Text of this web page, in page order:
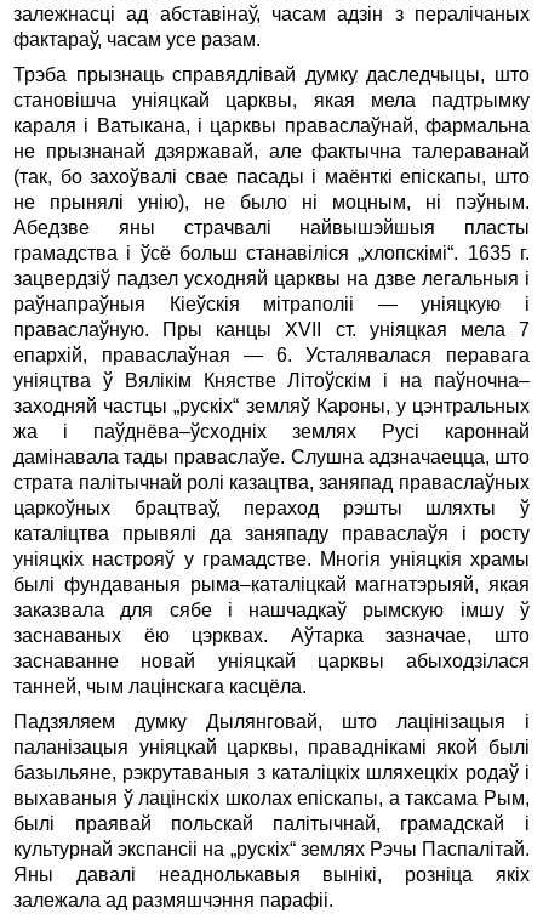
залежнасці ад абставінаў, часам адзін з пералічаных
фактараў, часам усе разам.
Трэба прызнаць справядлівай думку даследчыцы, што
становішча уніяцкай царквы, якая мела падтрымку
караля і Ватыкана, і царквы праваслаўнай, фармальна
не прызнанай дзяржавай, але фактычна талераванай
(так, бо захоўвалі свае пасады і маёнткі епіскапы, што
не прынялі унію), не было ні моцным, ні пэўным.
Абедзве яны страчвалі найвышэйшыя пласты
грамадства і ўсё больш станавіліся „хлопскімі“. 1635 г.
зацвердзіў падзел усходняй царквы на дзве легальныя і
раўнапраўныя Кіеўскія мітраполіі — уніяцкую і
праваслаўную. Пры канцы XVII ст. уніяцкая мела 7
епархій, праваслаўная — 6. Усталявалася перавага
уніяцтва ў Вялікім Княстве Літоўскім і на паўночна–
заходняй частцы „рускіх“ земляў Кароны, у цэнтральных
жа і паўднёва–ўсходніх землях Русі кароннай
дамінавала тады праваслаўе. Слушна адзначаецца, што
страта палітычнай ролі казацтва, заняпад праваслаўных
царкоўных брацтваў, пераход рэшты шляхты ў
каталіцтва прывялі да заняпаду праваслаўя і росту
уніяцкіх настрояў у грамадстве. Многія уніяцкія храмы
былі фундаваныя рыма–каталіцкай магнатэрыяй, якая
заказвала для сябе і нашчадкаў рымскую імшу ў
заснаваных ёю цэрквах. Аўтарка зазначае, што
заснаванне новай уніяцкай царквы абыходзілася
танней, чым лацінскага касцёла.
Падзяляем думку Дылянговай, што лацінізацыя і
паланізацыя уніяцкай царквы, праваднікамі якой былі
базыльяне, рэкрутаваныя з каталіцкіх шляхецкіх родаў і
выхаваныя ў лацінскіх школах епіскапы, а таксама Рым,
былі праявай польскай палітычнай, грамадскай і
культурнай экспансіі на „рускіх“ землях Рэчы Паспалітай.
Яны давалі неаднолькавыя вынікі, розніца якіх
залежала ад размяшчэння парафіі.